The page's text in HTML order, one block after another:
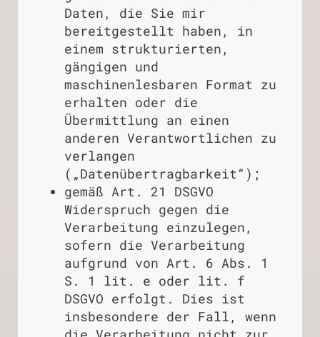
Daten, die Sie mir
bereitgestellt haben, in
einem strukturierten,
gängigen und
maschinenlesbaren Format zu
erhalten oder die
Übermittlung an einen
anderen Verantwortlichen zu
verlangen
(„Datenübertragbarkeit“);
gemäß Art. 21 DSGVO
Widerspruch gegen die
Verarbeitung einzulegen,
sofern die Verarbeitung
aufgrund von Art. 6 Abs. 1
S. 1 lit. e oder lit. f
DSGVO erfolgt. Dies ist
insbesondere der Fall, wenn